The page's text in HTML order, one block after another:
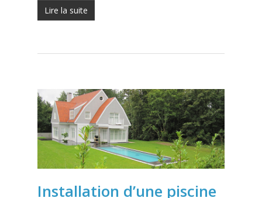
Lire la suite
Installation d’une piscine